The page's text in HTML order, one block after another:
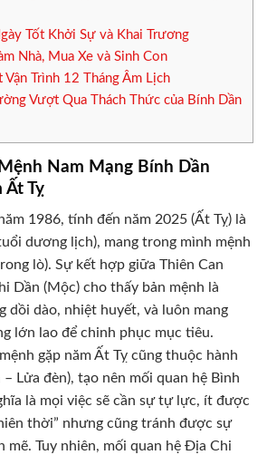
Tốt Khởi Sự và Khai Trương
Nhà, Mua Xe và Sinh Con
Trình 12 Tháng Âm Lịch
Vượt Qua Thách Thức của Bính Dần
Nam Mạng Bính Dần
Ất Tỵ
1986, tính đến năm 2025 (Ất Tỵ) là
dương lịch), mang trong mình mệnh
lò). Sự kết hợp giữa Thiên Can
Dần (Mộc) cho thấy bản mệnh là
dồi dào, nhiệt huyết, và luôn mang
lớn lao để chinh phục mục tiêu.
gặp năm Ất Tỵ cũng thuộc hành
Lửa đèn), tạo nên mối quan hệ Bình
là mọi việc sẽ cần sự tự lực, ít được
thời” nhưng cũng tránh được sự
mẽ. Tuy nhiên, mối quan hệ Địa Chi